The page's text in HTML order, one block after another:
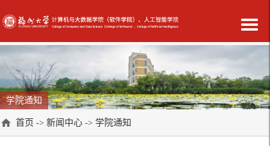
学院通知
首页 -> 新闻中心 -> 学院通知